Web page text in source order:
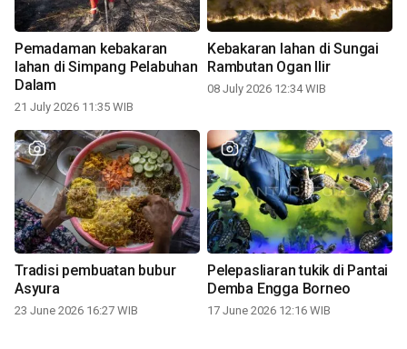
Pemadaman kebakaran
lahan di Simpang Pelabuhan
Dalam
21 July 2026 11:35 WIB
Kebakaran lahan di Sungai
Rambutan Ogan Ilir
08 July 2026 12:34 WIB
Tradisi pembuatan bubur
Asyura
23 June 2026 16:27 WIB
Pelepasliaran tukik di Pantai
Demba Engga Borneo
17 June 2026 12:16 WIB